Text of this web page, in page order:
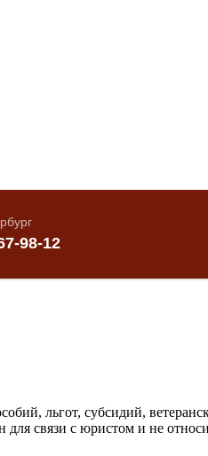
льгот, субсидий,
связи с юристом и не